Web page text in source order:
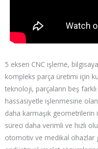
5 eksen CNC işleme,
kompleks parça üretimi için
teknoloji, parçaların beş
hassasiyetle işlenmesine
daha karmaşık
süreci daha verimli ve hızlı
otomotiv ve medikal cihazlar